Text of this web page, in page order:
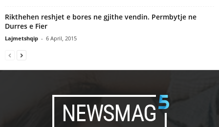
Rikthehen reshjet e bores ne gjithe vendin. Permbytje ne
Durres e Fier
Lajmetshqip - 6 April, 2015